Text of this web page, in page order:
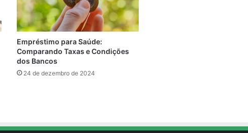
Empréstimo para Saúde:
Comparando Taxas e Condições
dos Bancos
24 de dezembro de 2024